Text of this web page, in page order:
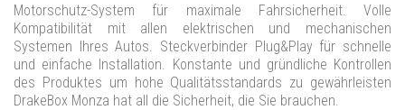
Motorschutz-System für maximale Fahrsicherheit. Volle
Kompatibilität mit allen elektrischen und mechanischen
Systemen Ihres Autos. Steckverbinder Plug&Play für schnelle
und einfache Installation. Konstante und gründliche Kontrollen
des Produktes um hohe Qualitätsstandards zu gewährleisten
DrakeBox Monza hat all die Sicherheit, die Sie brauchen.